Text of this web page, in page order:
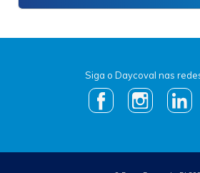
Siga o Daycoval nas